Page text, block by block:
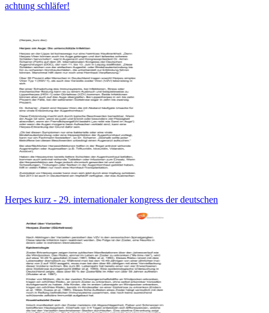
achtung schläfer!
Herpes kurz - 29. internationaler kongress der deutschen